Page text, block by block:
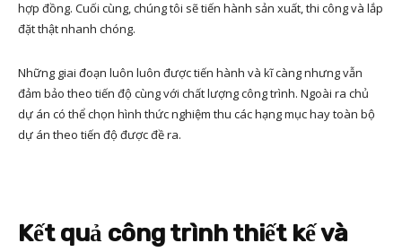
hợp đồng. Cuối cùng, chúng tôi sẽ tiến hành sản xuất, thi công và lắp
đặt thật nhanh chóng.
Những giai đoạn luôn luôn được tiến hành và kĩ càng nhưng vẫn
đảm bảo theo tiến độ cùng với chất lượng công trình. Ngoài ra chủ
dự án có thể chọn hình thức nghiệm thu các hạng mục hay toàn bộ
dự án theo tiến độ được đề ra.
Kết quả công trình thiết kế và